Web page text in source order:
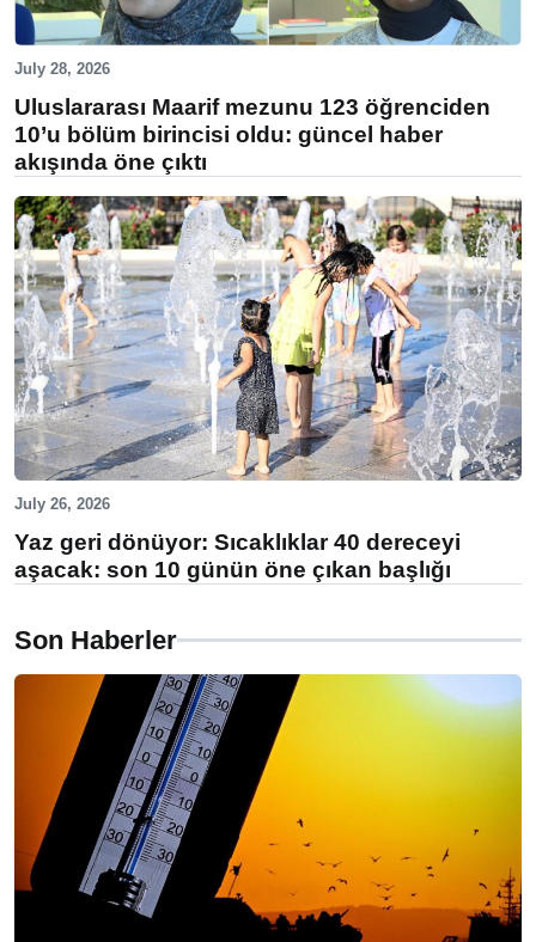
July 28, 2026
Uluslararası Maarif mezunu 123 öğrenciden
10’u bölüm birincisi oldu: güncel haber
akışında öne çıktı
July 26, 2026
Yaz geri dönüyor: Sıcaklıklar 40 dereceyi
aşacak: son 10 günün öne çıkan başlığı
Son Haberler